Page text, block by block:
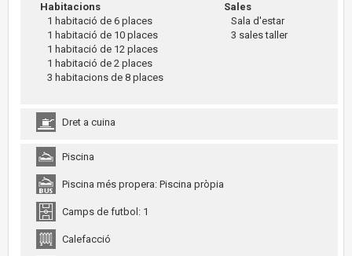
Habitacions
1 habitació de 6 places
1 habitació de 10 places
1 habitació de 12 places
1 habitació de 2 places
3 habitacions de 8 places
Sales
Sala d'estar
3 sales taller
Dret a cuina
Piscina
Piscina més propera: Piscina pròpia
Camps de futbol: 1
Calefacció